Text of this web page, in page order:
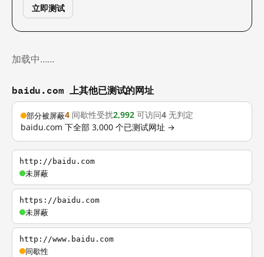
立即测试
加载中……
baidu.com 上其他已测试的网址
部分被屏蔽4 间歇性受扰2,992 可访问4 无判定
baidu.com 下全部 3,000 个已测试网址 →
http://baidu.com
未屏蔽
https://baidu.com
未屏蔽
http://www.baidu.com
间歇性